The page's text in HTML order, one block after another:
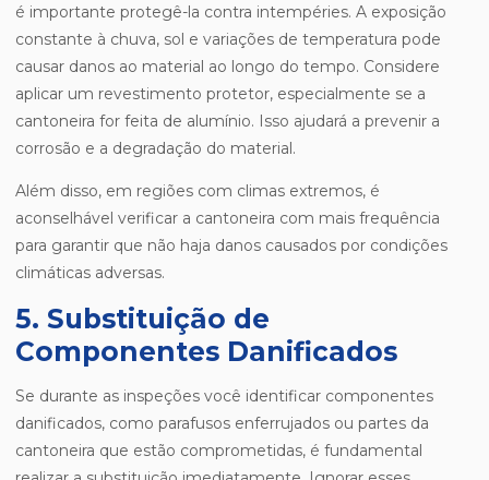
é importante protegê-la contra intempéries. A exposição
constante à chuva, sol e variações de temperatura pode
causar danos ao material ao longo do tempo. Considere
aplicar um revestimento protetor, especialmente se a
cantoneira for feita de alumínio. Isso ajudará a prevenir a
corrosão e a degradação do material.
Além disso, em regiões com climas extremos, é
aconselhável verificar a cantoneira com mais frequência
para garantir que não haja danos causados por condições
climáticas adversas.
5. Substituição de
Componentes Danificados
Se durante as inspeções você identificar componentes
danificados, como parafusos enferrujados ou partes da
cantoneira que estão comprometidas, é fundamental